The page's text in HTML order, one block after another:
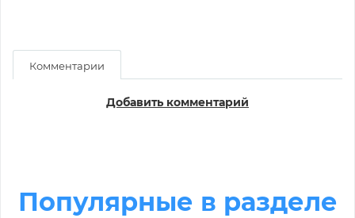
Комментарии
Добавить комментарий
Популярные в разделе